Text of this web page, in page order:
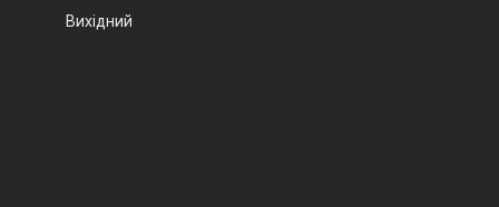
Вихідний